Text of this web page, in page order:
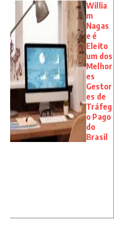
Willia
m
Nagas
e é
Eleito
um dos
Melhor
es
Gestor
es de
Tráfeg
o Pago
do
Brasil